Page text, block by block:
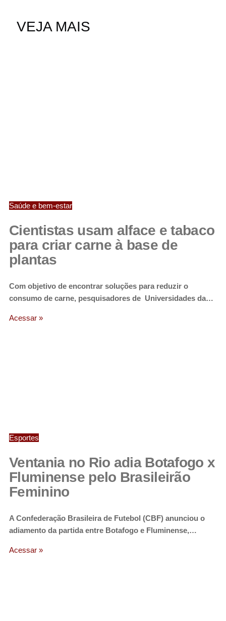
VEJA MAIS
Saúde e bem-estar
Cientistas usam alface e tabaco
para criar carne à base de
plantas
Com objetivo de encontrar soluções para reduzir o
consumo de carne, pesquisadores de Universidades da…
Acessar »
Esportes
Ventania no Rio adia Botafogo x
Fluminense pelo Brasileirão
Feminino
A Confederação Brasileira de Futebol (CBF) anunciou o
adiamento da partida entre Botafogo e Fluminense,…
Acessar »